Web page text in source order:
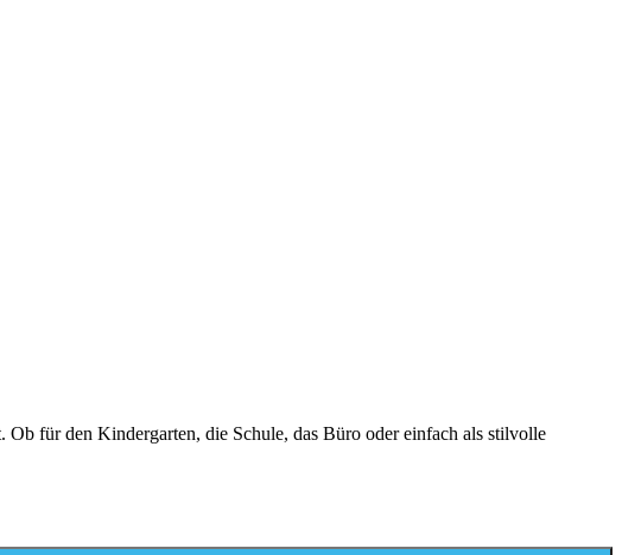
für den Kindergarten, die Schule, das Büro oder einfach als stilvolle